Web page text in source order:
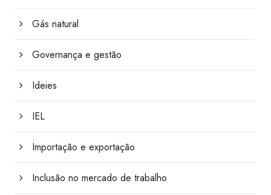
Gás natural
Governança e gestão
Ideies
IEL
Importação e exportação
Inclusão no mercado de trabalho